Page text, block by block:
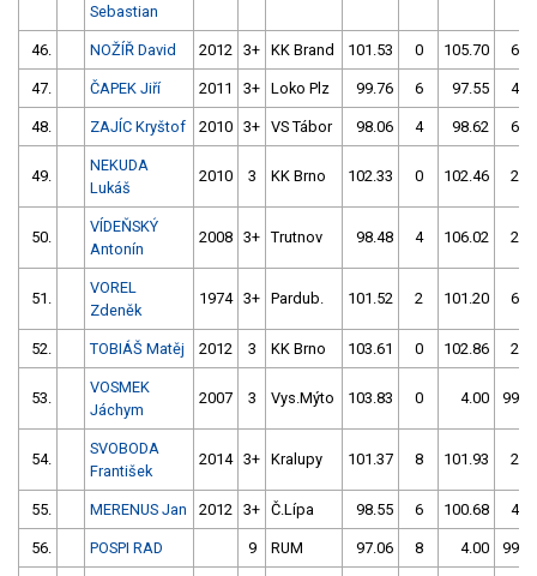
Sebastian
46. NOŽÍŘ David 2012 3+ KK Brand 101.53 0 105.70 6
47. ČAPEK Jiří 2011 3+ Loko Plz 99.76 6 97.55 4
48. ZAJÍC Kryštof 2010 3+ VS Tábor 98.06 4 98.62 6
49.
NEKUDA
Lukáš
2010 3 KK Brno 102.33 0 102.46 2
50.
VÍDEŇSKÝ
Antonín
2008 3+ Trutnov 98.48 4 106.02 2
51.
VOREL
Zdeněk
1974 3+ Pardub. 101.52 2 101.20 6
52. TOBIÁŠ Matěj 2012 3 KK Brno 103.61 0 102.86 2
53.
VOSMEK
Jáchym
2007 3 Vys.Mýto 103.83 0 4.00 999
54.
SVOBODA
František
2014 3+ Kralupy 101.37 8 101.93 2
55. MERENUS Jan 2012 3+ Č.Lípa 98.55 6 100.68 4
56. POSPI RAD 9 RUM 97.06 8 4.00 999